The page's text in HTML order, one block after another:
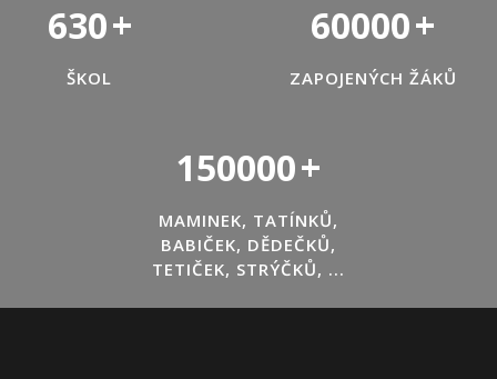
630+
ŠKOL
60000+
ZAPOJENÝCH ŽÁKŮ
150000+
MAMINEK, TATÍNKŮ,
BABIČEK, DĚDEČKŮ,
TETIČEK, STRÝČKŮ, ...